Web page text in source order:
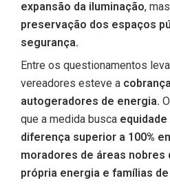
expansão da iluminação,
preservação dos espaços
segurança.
Entre os questionamentos
vereadores esteve a
autogeradores de energia.
que a medida busca
diferença superior a 100%
moradores de áreas nobres
própria energia e famílias